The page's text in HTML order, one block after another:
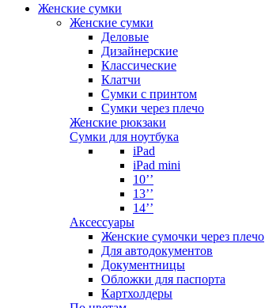
Женские сумки
Женские сумки
Деловые
Дизайнерские
Классические
Клатчи
Сумки с принтом
Сумки через плечо
Женские рюкзаки
Сумки для ноутбука
iPad
iPad mini
10’’
13’’
14’’
Аксессуары
Женские сумочки через плечо
Для автодокументов
Документницы
Обложки для паспорта
Картхолдеры